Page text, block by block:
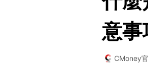
意事
CMoney